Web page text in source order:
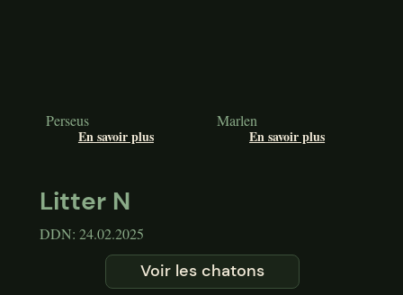
Perseus
En savoir plus
Marlen
En savoir plus
Litter N
DDN: 24.02.2025
Voir les chatons